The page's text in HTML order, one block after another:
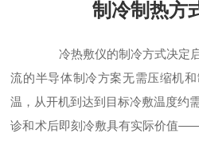
制冷制热方
冷热敷仪的制冷方式决定
流的半导体制冷方案无需压缩机
温，从开机到达到目标冷敷温度约
诊和术后即刻冷敷具有实际价值